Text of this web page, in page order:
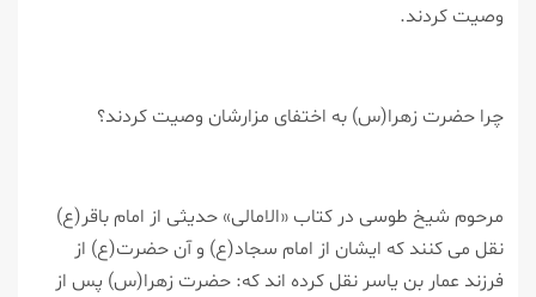
وصیت كردند.
چرا حضرت زهرا(س) به اختفای مزارشان وصیت كردند؟
مرحوم شیخ طوسی در كتاب «الامالی» حدیثی از امام باقر(ع)
نقل می كنند كه ایشان از امام سجاد(ع) و آن حضرت(ع) از
فرزند عمار بن یاسر نقل كرده اند كه: حضرت زهرا(س) پس از